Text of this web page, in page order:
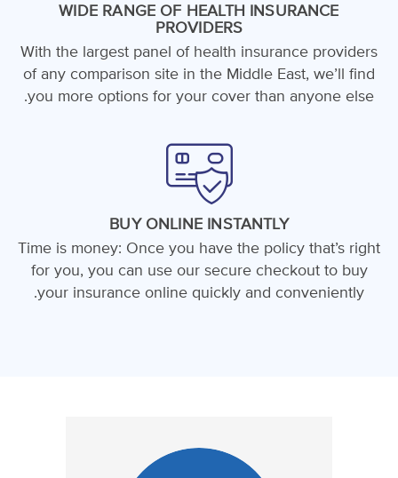
WIDE RANGE OF HEALTH INSURANCE
PROVIDERS
With the largest panel of health insurance providers
of any comparison site in the Middle East, we’ll find
you more options for your cover than anyone else.
BUY ONLINE INSTANTLY
Time is money: Once you have the policy that’s right
for you, you can use our secure checkout to buy
your insurance online quickly and conveniently.